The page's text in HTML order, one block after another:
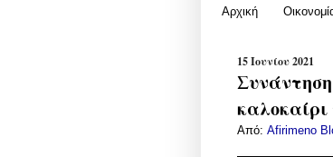
Αρχική
15 Ιουνίου 2021
καλοκαίρι
Από: Afirimeno